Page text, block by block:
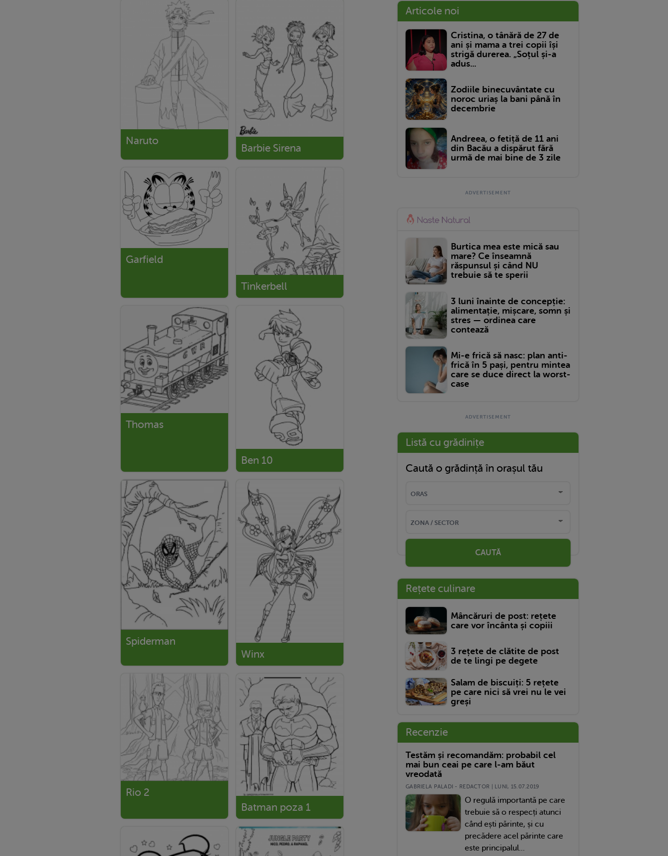
Naruto
Barbie Sirena
Garfield
Tinkerbell
Thomas
Ben 10
Spiderman
Winx
Rio 2
Batman poza 1
Articole noi
Cristina, o tânără de 27 de
ani și mama a trei copii își
strigă durerea. „Soțul și-a
adus...
Zodiile binecuvântate cu
noroc uriaș la bani până în
decembrie
Andreea, o fetiță de 11 ani
din Bacău a dispărut fără
urmă de mai bine de 3 zile
Burtica mea este mică sau
mare? Ce înseamnă
răspunsul și când NU
trebuie să te sperii
3 luni înainte de concepție:
alimentație, mișcare, somn și
stres — ordinea care
contează
Mi-e frică să nasc: plan anti-
frică în 5 pași, pentru mintea
care se duce direct la worst-
case
Listă cu grădinițe
Caută o grădință în orașul tău
CAUTĂ
Rețete culinare
Mâncăruri de post: rețete
care vor încânta și copiii
3 rețete de clătite de post
de te lingi pe degete
Salam de biscuiți: 5 rețete
pe care nici să vrei nu le vei
greși
Recenzie
Testăm și recomandăm: probabil cel
mai bun ceai pe care l-am băut
vreodată
GABRIELA PALADI - REDACTOR | LUNI, 15.07.2019
O regulă importantă pe care
trebuie să o respecți atunci
când ești părinte, și cu
precădere acel părinte care
este principalul...